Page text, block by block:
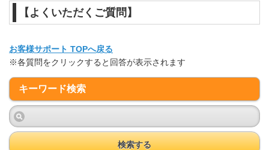
【よくいただくご質問】
お客様サポート TOPへ戻る
※各質問をクリックすると回答が表示されます
キーワード検索
検索する